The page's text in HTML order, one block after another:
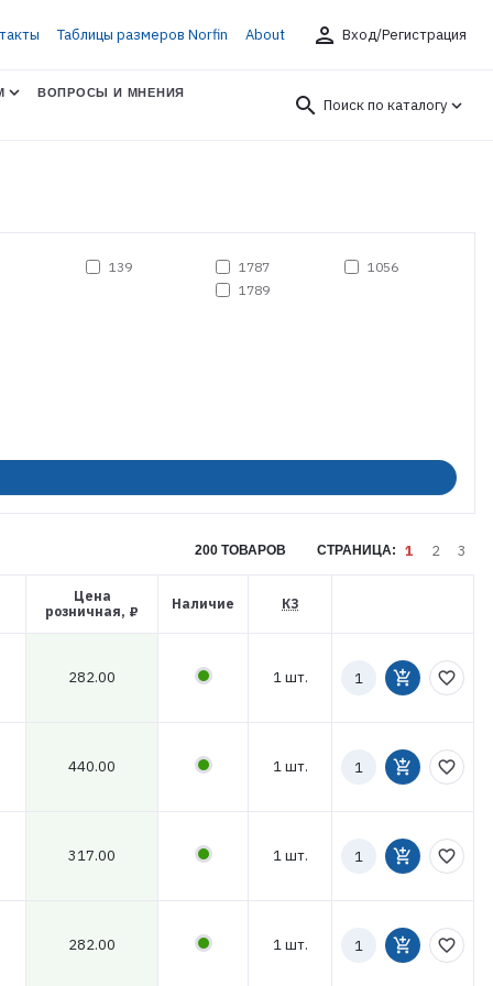
Таблицы размеров Norfin About person Вход/Регистрация
ВОПРОСЫ И МНЕНИЯ
search Поиск по каталогу
139
1787
1789
1056
200 ТОВАРОВ СТРАНИЦА: 1 2 3
Цена
розничная, ₽
Наличие КЗ
282.00 1 шт.
Количество
к
add_shopping_cart favorite_border
440.00 1 шт.
Количество
к
add_shopping_cart favorite_border
317.00 1 шт.
Количество
к
add_shopping_cart favorite_border
282.00 1 шт.
Количество
к
add_shopping_cart favorite_border